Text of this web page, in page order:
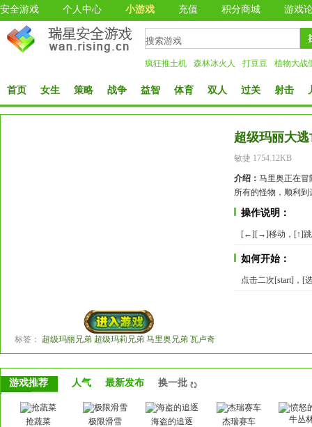
安全游戏 个人中心 小游戏 充值 积分商城 游戏
疯狂推土机 森林冰火人 打豆豆 植物大战
首页 女生 策略 战争 益智 体育 双人 过关 射击
超级玛丽大逃
敏捷 1754.12KB
介绍： 马里奥正在冒
所有的怪物，顺利到
操作说明：
[←][→]移动，[↑]跳
如何开始：
点击二次[start]，[
标签： 超级玛丽兄弟 超级玛莉兄弟 马里奥兄弟 瓦卢奇
游戏推荐 人气 最新发布 换一批
抢蔬菜 极限滑雪 海盗的追逐
杰瑞赛车